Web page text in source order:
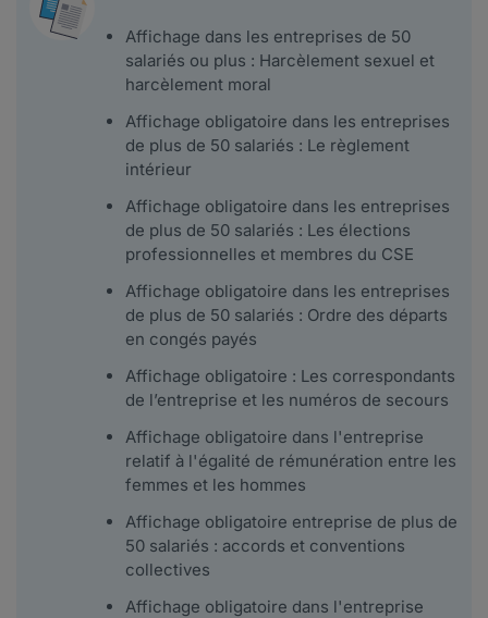
Affichage dans les entreprises de 50
salariés ou plus : Harcèlement sexuel et
harcèlement moral
Affichage obligatoire dans les entreprises
de plus de 50 salariés : Le règlement
intérieur
Affichage obligatoire dans les entreprises
de plus de 50 salariés : Les élections
professionnelles et membres du CSE
Affichage obligatoire dans les entreprises
de plus de 50 salariés : Ordre des départs
en congés payés
Affichage obligatoire : Les correspondants
de l’entreprise et les numéros de secours
Affichage obligatoire dans l'entreprise
relatif à l'égalité de rémunération entre les
femmes et les hommes
Affichage obligatoire entreprise de plus de
50 salariés : accords et conventions
collectives
Affichage obligatoire dans l'entreprise